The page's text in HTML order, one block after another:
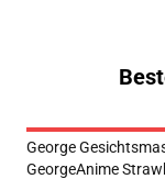
George
GeorgeAnime